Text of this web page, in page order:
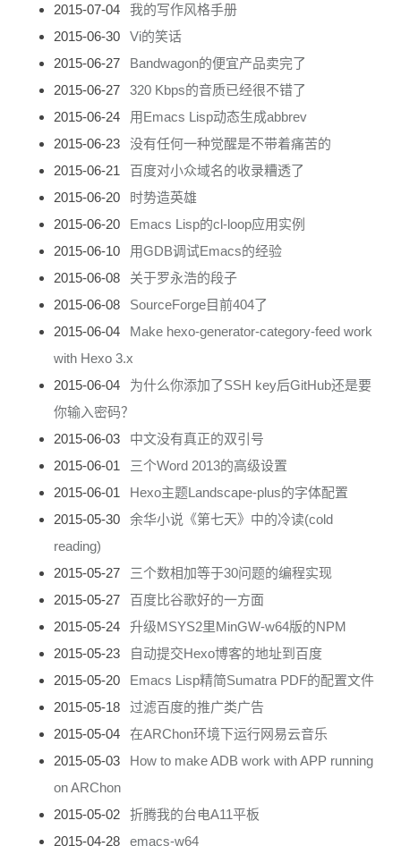
2015-07-04
我的写作风格手册
2015-06-30
Vi的笑话
2015-06-27
Bandwagon的便宜产品卖完了
2015-06-27
320 Kbps的音质已经很不错了
2015-06-24
用Emacs Lisp动态生成abbrev
2015-06-23
没有任何一种觉醒是不带着痛苦的
2015-06-21
百度对小众域名的收录糟透了
2015-06-20
时势造英雄
2015-06-20
Emacs Lisp的cl-loop应用实例
2015-06-10
用GDB调试Emacs的经验
2015-06-08
关于罗永浩的段子
2015-06-08
SourceForge目前404了
2015-06-04
Make hexo-generator-category-feed work
with Hexo 3.x
2015-06-04
为什么你添加了SSH key后GitHub还是要
你输入密码？
2015-06-03
中文没有真正的双引号
2015-06-01
三个Word 2013的高级设置
2015-06-01
Hexo主题Landscape-plus的字体配置
2015-05-30
余华小说《第七天》中的冷读(cold
reading)
2015-05-27
三个数相加等于30问题的编程实现
2015-05-27
百度比谷歌好的一方面
2015-05-24
升级MSYS2里MinGW-w64版的NPM
2015-05-23
自动提交Hexo博客的地址到百度
2015-05-20
Emacs Lisp精简Sumatra PDF的配置文件
2015-05-18
过滤百度的推广类广告
2015-05-04
在ARChon环境下运行网易云音乐
2015-05-03
How to make ADB work with APP running
on ARChon
2015-05-02
折腾我的台电A11平板
2015-04-28
emacs-w64